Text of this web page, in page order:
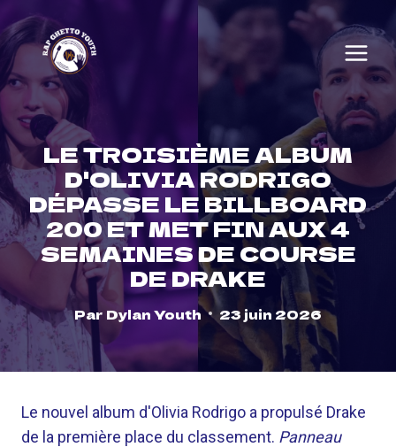
to
content
LE TROISIÈME ALBUM
D'OLIVIA RODRIGO
DÉPASSE LE BILLBOARD
200 ET MET FIN AUX 4
SEMAINES DE COURSE
DE DRAKE
Par Dylan Youth 23 juin 2026
Le nouvel album d'Olivia Rodrigo a propulsé Drake
de la première place du classement. Panneau